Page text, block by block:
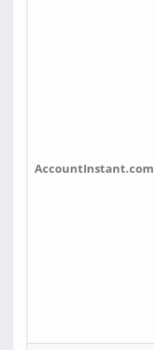
AccountInstant.com